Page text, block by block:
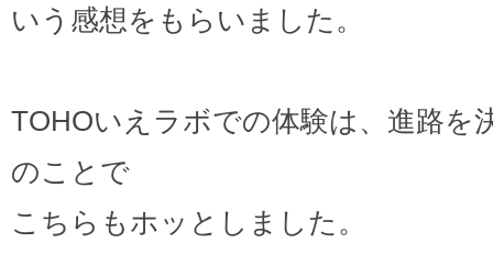
いう感想をもらいました。
TOHOいえラボでの体験は、進路を
のことで
こちらもホッとしました。